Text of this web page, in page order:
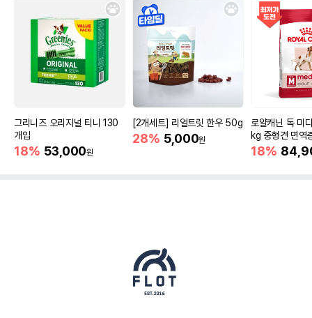
그리니즈 오리지널 티니 130
개입
18% 53,000원
[2개세트] 리얼트릿 한우 50g
28% 5,000원
로얄캐닌 독 미
kg 중형견 면역
18%